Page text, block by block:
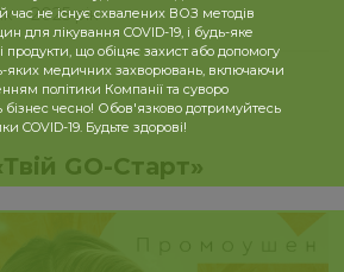
2025 рік
GO-Старт»
час не існує схвалених ВОЗ методів
для лікування COVID-19, і будь-яке
що обіцяє захист або допомогу
яких медичних захворювань, включаючи
політики Компанії та суворо
бізнес чесно! Обов'язково дотримуйтесь
COVID-19. Будьте здорові!